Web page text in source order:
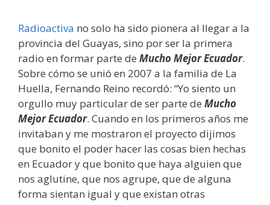
Radioactiva no solo ha sido pionera al llegar a la
provincia del Guayas, sino por ser la primera
radio en formar parte de Mucho Mejor Ecuador.
Sobre cómo se unió en 2007 a la familia de La
Huella, Fernando Reino recordó: “Yo siento un
orgullo muy particular de ser parte de Mucho
Mejor Ecuador. Cuando en los primeros años me
invitaban y me mostraron el proyecto dijimos
que bonito el poder hacer las cosas bien hechas
en Ecuador y que bonito que haya alguien que
nos aglutine, que nos agrupe, que de alguna
forma sientan igual y que existan otras